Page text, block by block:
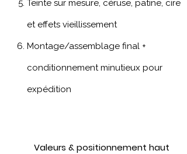
Teinte sur mesure, céruse, patine, cire
et effets vieillissement
Montage/assemblage final +
conditionnement minutieux pour
expédition
Valeurs & positionnement haut